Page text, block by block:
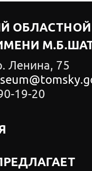
ОБЛАСТНОЙ
Ленина, 75
19-20